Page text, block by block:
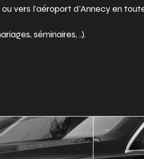
vers l'aéroport d'Annecy en
séminaires, ..).